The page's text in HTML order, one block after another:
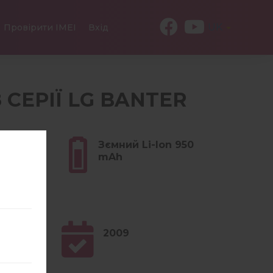
Провірити IMEI Вхід
LG BANTER
Зємний Li-Ion 950
mAh
2009